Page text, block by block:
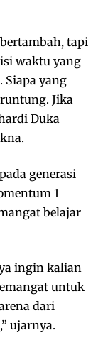
tapi
waktu yang
Siapa yang
Jika
Duka
generasi
1
belajar
ingin kalian
untuk
dari
ujarnya.